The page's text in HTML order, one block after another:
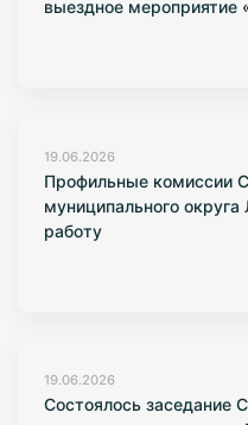
выездное мероприятие
19.06.2026
Профильные комиссии
муниципального
работу
19.06.2026
Состоялось заседание